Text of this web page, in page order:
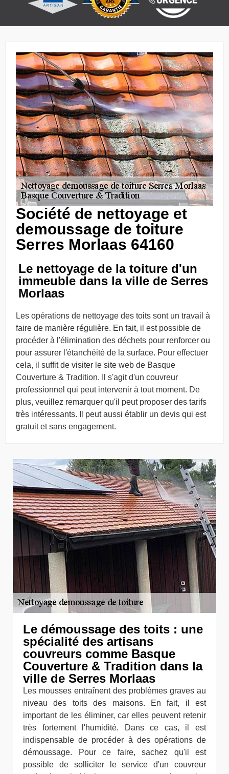
Société de nettoyage et
demoussage de toiture
Serres Morlaas 64160
Le nettoyage de la toiture d'un
immeuble dans la ville de Serres
Morlaas
Les opérations de nettoyage des toits sont un travail à
faire de manière régulière. En fait, il est possible de
procéder à l'élimination des déchets pour renforcer ou
pour assurer l'étanchéité de la surface. Pour effectuer
cela, il suffit de visiter le site web de Basque
Couverture & Tradition. Il s'agit d'un couvreur
professionnel qui peut intervenir à tout moment. De
plus, veuillez remarquer qu'il peut proposer des tarifs
très intéressants. Il peut aussi établir un devis qui est
gratuit et sans engagement.
Le démoussage des toits : une
spécialité des artisans
couvreurs comme Basque
Couverture & Tradition dans la
ville de Serres Morlaas
Les mousses entraînent des problèmes graves au
niveau des toits des maisons. En fait, il est
important de les éliminer, car elles peuvent retenir
très fortement l'humidité. Dans ce cas, il est
indispensable de procéder à des opérations de
démoussage. Pour ce faire, sachez qu'il est
possible de solliciter le service d'un couvreur